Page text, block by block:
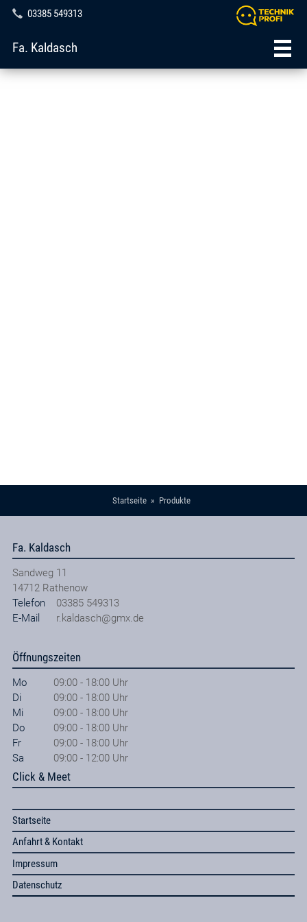
03385 549313
Fa. Kaldasch
Startseite Produkte
Fa. Kaldasch
Sandweg 11
14712 Rathenow
Telefon
03385 549313
E-Mail
r.kaldasch@gmx.de
Öffnungszeiten
Mo
09:00 - 18:00 Uhr
Di
09:00 - 18:00 Uhr
Mi
09:00 - 18:00 Uhr
Do
09:00 - 18:00 Uhr
Fr
09:00 - 18:00 Uhr
Sa
09:00 - 12:00 Uhr
Click & Meet
Startseite
Anfahrt & Kontakt
Impressum
Datenschutz